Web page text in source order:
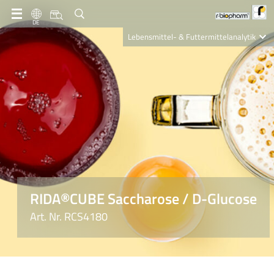
DE
Lebensmittel- & Futtermittelanalytik
Nutrition Care
RIDA®CUBE Saccharose / D-Glucose
Art. Nr. RCS4180